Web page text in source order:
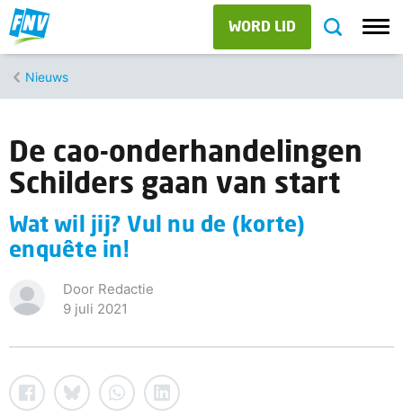
WORD LID
Nieuws
De cao-onderhandelingen
Schilders gaan van start
Wat wil jij? Vul nu de (korte)
enquête in!
Door Redactie
9 juli 2021